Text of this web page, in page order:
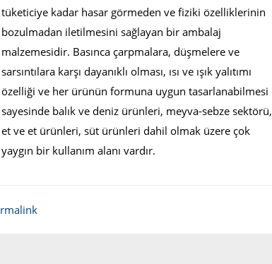
tüketiciye kadar hasar görmeden ve fiziki özelliklerinin
bozulmadan iletilmesini sağlayan bir ambalaj
malzemesidir. Basınca çarpmalara, düşmelere ve
sarsıntılara karşı dayanıklı olması, ısı ve ışık yalıtımı
özelliği ve her ürünün formuna uygun tasarlanabilmesi
sayesinde balık ve deniz ürünleri, meyva-sebze sektörü,
et ve et ürünleri, süt ürünleri dahil olmak üzere çok
yaygın bir kullanım alanı vardır.